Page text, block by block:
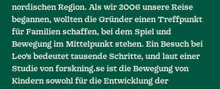
nordischen Region. Als wir 2006 unsere Reise
begannen, wollten die Gründer einen Treffpunkt
für Familien schaffen, bei dem Spiel und
Bewegung im Mittelpunkt stehen. Ein Besuch bei
Leo’s bedeutet tausende Schritte, und laut einer
Studie von forskning.se ist die Bewegung von
Kindern sowohl für die Entwicklung der